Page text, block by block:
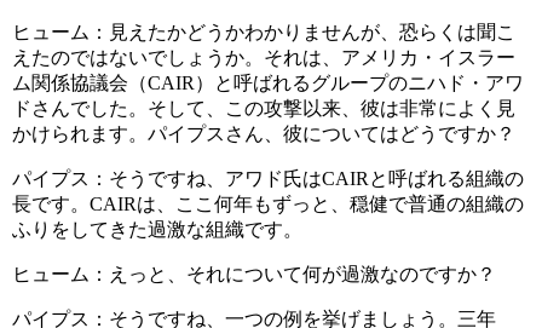
ヒューム：見えたかどうかわかりませんが、恐らくは聞こ
えたのではないでしょうか。それは、アメリカ・イスラー
ム関係協議会（CAIR）と呼ばれるグループのニハド・アワ
ドさんでした。そして、この攻撃以来、彼は非常によく見
かけられます。パイプスさん、彼についてはどうですか？
パイプス：そうですね、アワド氏はCAIRと呼ばれる組織の
長です。CAIRは、ここ何年もずっと、穏健で普通の組織の
ふりをしてきた過激な組織です。
ヒューム：えっと、それについて何が過激なのですか？
パイプス：そうですね、一つの例を挙げましょう。三年